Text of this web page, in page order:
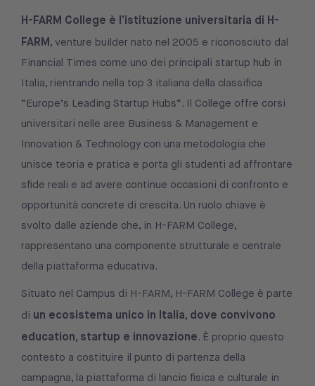
H-FARM College è l’istituzione universitaria di H-
FARM, venture builder nato nel 2005 e riconosciuto dal
Financial Times come uno dei principali startup hub in
Italia, rientrando nella top 3 italiana della classifica
“Europe’s Leading Startup Hubs”. Il College offre corsi
universitari nelle aree Business & Management e
Innovation & Technology con una metodologia che
unisce teoria e pratica e porta gli studenti ad affrontare
sfide reali e ad avere continue occasioni di confronto e
opportunità concrete di crescita. Un ruolo chiave è
svolto dalle aziende che, in H-FARM College,
rappresentano una componente strutturale e centrale
della piattaforma educativa.
Situato nel Campus di H-FARM, H-FARM College è parte
di un ecosistema unico in Italia, dove convivono
education, startup e innovazione. È proprio questo
contesto a costituire il punto di partenza della
campagna, la piattaforma di lancio fisica e culturale in